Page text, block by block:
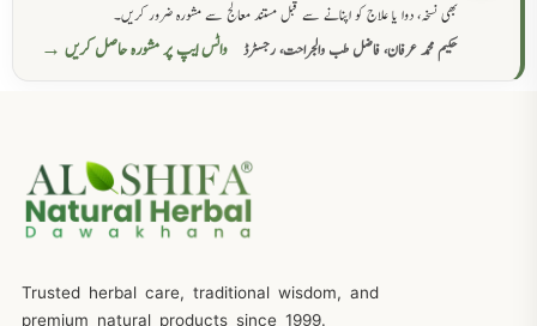
بھی نسخہ، دوا یا علاج کو اپنانے سے قبل مستند معالج سے مشورہ ضرور کریں۔
حکیم محمد عرفان، فاضل طب والجراحت، رجسٹرڈ
واٹس ایپ پر مشورہ حاصل کریں →
Trusted herbal care, traditional wisdom, and
premium natural products since 1999.